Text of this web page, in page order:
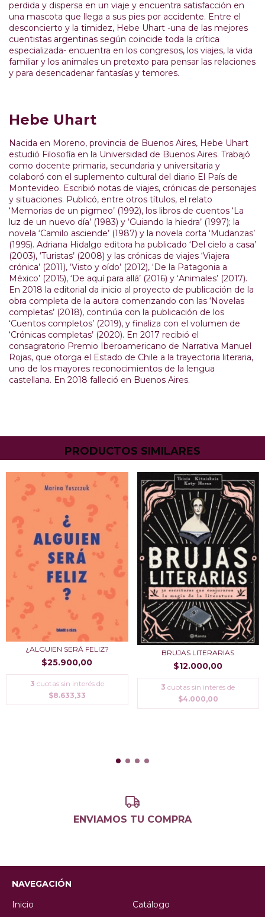
perdida y dispersa en un viaje y encuentra satisfacción en
una mascota que llega a sus pies por accidente. Entre el
desconcierto y la timidez, Hebe Uhart -una de las mejores
cuentistas argentinas según coincide toda la crítica
especializada- encuentra en los congresos, los viajes, la vida
familiar y los animales un pretexto para pensar las relaciones
y para desencadenar fantasías y temores.
Hebe Uhart
Nacida en Moreno, provincia de Buenos Aires, Hebe Uhart
estudió Filosofía en la Universidad de Buenos Aires. Trabajó
como docente primaria, secundaria y universitaria y
colaboró con el suplemento cultural del diario El País de
Montevideo. Escribió notas de viajes, crónicas de personajes
y situaciones. Publicó, entre otros títulos, el relato
‘Memorias de un pigmeo’ (1992), los libros de cuentos ‘La
luz de un nuevo día’ (1983) y ‘Guiando la hiedra’ (1997); la
novela ‘Camilo asciende’ (1987) y la novela corta ‘Mudanzas’
(1995). Adriana Hidalgo editora ha publicado ‘Del cielo a casa’
(2003), ‘Turistas’ (2008) y las crónicas de viajes ‘Viajera
crónica’ (2011), ‘Visto y oído’ (2012), ‘De la Patagonia a
México’ (2015), ‘De aquí para allá’ (2016) y ‘Animales’ (2017).
En 2018 la editorial da inicio al proyecto de publicación de la
obra completa de la autora comenzando con las ‘Novelas
completas’ (2018), continúa con la publicación de los
‘Cuentos completos’ (2019), y finaliza con el volumen de
‘Crónicas completas’ (2020). En 2017 recibió el
consagratorio Premio Iberoamericano de Narrativa Manuel
Rojas, que otorga el Estado de Chile a la trayectoria literaria,
uno de los mayores reconocimientos de la lengua
castellana. En 2018 falleció en Buenos Aires.
PRODUCTOS SIMILARES
¿ALGUIEN SERÁ FELIZ?
$25.900,00
3 cuotas sin interés de
$8.633,33
BRUJAS LITERARIAS
$12.000,00
3 cuotas sin interés de
$4.000,00
ENVIAMOS TU COMPRA
NAVEGACIÓN
Inicio
Catálogo